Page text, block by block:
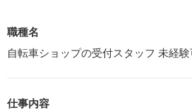
職種名
自転車ショップの受付スタッフ 未経
仕事内容